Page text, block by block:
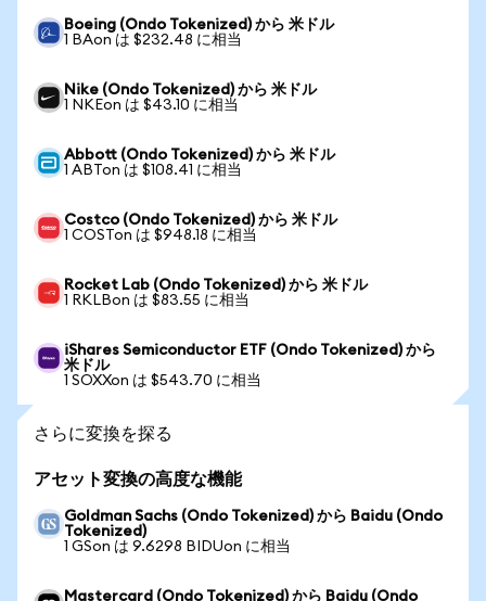
Boeing (Ondo Tokenized) から 米ドル
1 BAon は $232.48 に相当
Nike (Ondo Tokenized) から 米ドル
1 NKEon は $43.10 に相当
Abbott (Ondo Tokenized) から 米ドル
1 ABTon は $108.41 に相当
Costco (Ondo Tokenized) から 米ドル
1 COSTon は $948.18 に相当
Rocket Lab (Ondo Tokenized) から 米ドル
1 RKLBon は $83.55 に相当
iShares Semiconductor ETF (Ondo Tokenized) から
米ドル
1 SOXXon は $543.70 に相当
さらに変換を探る
アセット変換の高度な機能
Goldman Sachs (Ondo Tokenized) から Baidu (Ondo
Tokenized)
1 GSon は 9.6298 BIDUon に相当
Mastercard (Ondo Tokenized) から Baidu (Ondo